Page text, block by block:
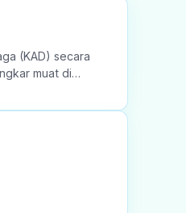
(KAD) secara
muat di